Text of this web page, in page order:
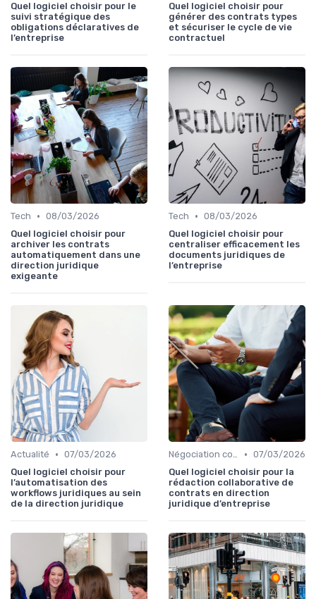
Quel logiciel choisir pour le
suivi stratégique des
obligations déclaratives de
l’entreprise
Quel logiciel choisir pour
générer des contrats types
et sécuriser le cycle de vie
contractuel
Tech • 08/03/2026
Quel logiciel choisir pour
archiver les contrats
automatiquement dans une
direction juridique
exigeante
Tech • 08/03/2026
Quel logiciel choisir pour
centraliser efficacement les
documents juridiques de
l’entreprise
Actualité • 07/03/2026
Quel logiciel choisir pour
l’automatisation des
workflows juridiques au sein
de la direction juridique
Négociation contrats • 07/03/2026
Quel logiciel choisir pour la
rédaction collaborative de
contrats en direction
juridique d’entreprise